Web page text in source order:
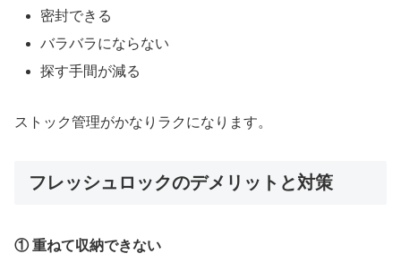
密封できる
バラバラにならない
探す手間が減る
ストック管理がかなりラクになります。
フレッシュロックのデメリットと対策
① 重ねて収納できない